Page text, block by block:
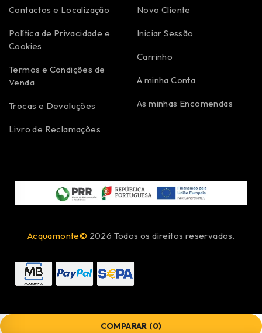
Contactos e Localização
Política de Privacidade e
Cookies
Termos e Condições de
Venda
Trocas e Devoluções
Livro de Reclamações
Novo Cliente
Iniciar Sessão
Carrinho
A minha Conta
As minhas Encomendas
Acquamonte© 2026 Todos os direitos reservados.
COMPARAR (0)